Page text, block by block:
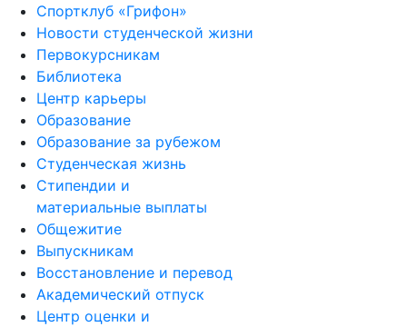
Спортклуб «Грифон»
Новости студенческой жизни
Первокурсникам
Библиотека
Центр карьеры
Образование
Образование за рубежом
Студенческая жизнь
Стипендии и
материальные выплаты
Общежитие
Выпускникам
Восстановление и перевод
Академический отпуск
Центр оценки и